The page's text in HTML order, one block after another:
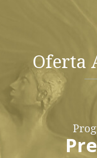
Oferta